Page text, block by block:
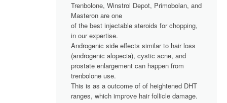
Trenbolone, Winstrol Depot, Primobolan, and
Masteron are one
of the best injectable steroids for chopping,
in our expertise.
Androgenic side effects similar to hair loss
(androgenic alopecia), cystic acne, and
prostate enlargement can happen from
trenbolone use.
This is as a outcome of of heightened DHT
ranges, which improve hair follicle damage.